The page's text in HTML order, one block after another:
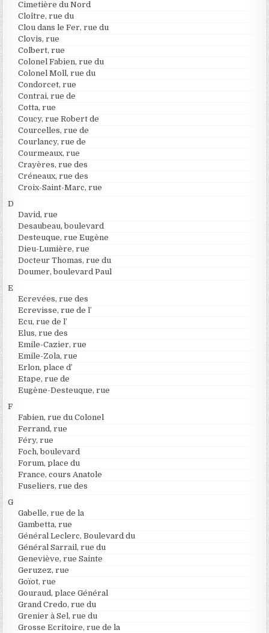
Cimetière du Nord
Cloître, rue du
Clou dans le Fer, rue du
Clovis, rue
Colbert, rue
Colonel Fabien, rue du
Colonel Moll, rue du
Condorcet, rue
Contrai, rue de
Cotta, rue
Coucy, rue Robert de
Courcelles, rue de
Courlancy, rue de
Courmeaux, rue
Crayères, rue des
Créneaux, rue des
Croix-Saint-Marc, rue
D
David, rue
Desaubeau, boulevard
Desteuque, rue Eugène
Dieu-Lumière, rue
Docteur Thomas, rue du
Doumer, boulevard Paul
E
Ecrevées, rue des
Ecrevisse, rue de l’
Ecu, rue de l’
Elus, rue des
Emile-Cazier, rue
Emile-Zola, rue
Erlon, place d’
Etape, rue de
Eugène-Desteuque, rue
F
Fabien, rue du Colonel
Ferrand, rue
Féry, rue
Foch, boulevard
Forum, place du
France, cours Anatole
Fuseliers, rue des
G
Gabelle, rue de la
Gambetta, rue
Général Leclerc, Boulevard du
Général Sarrail, rue du
Geneviève, rue Sainte
Geruzez, rue
Goïot, rue
Gouraud, place Général
Grand Credo, rue du
Grenier à Sel, rue du
Grosse Ecritoire, rue de la